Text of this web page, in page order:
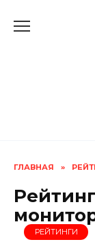
ГЛАВНАЯ »
РЕЙТИНГИ